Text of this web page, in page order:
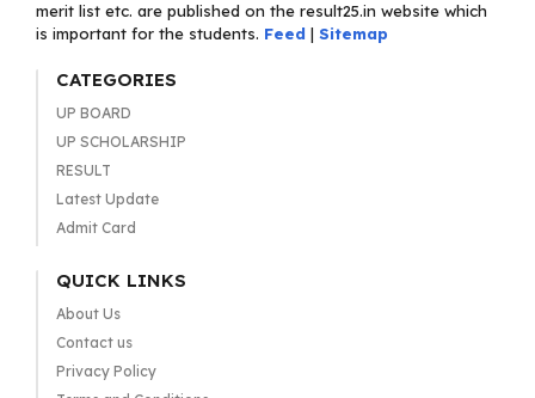
merit list etc. are published on the result25.in website which
is important for the students. Feed | Sitemap
CATEGORIES
UP BOARD
UP SCHOLARSHIP
RESULT
Latest Update
Admit Card
QUICK LINKS
About Us
Contact us
Privacy Policy